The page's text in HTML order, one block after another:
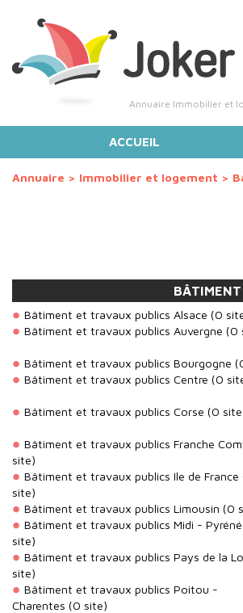
Annuaire Immobilier et
ACCUEIL
Annuaire > Immobilier et logement >
Bâtiment et travaux publics Alsace (0
Bâtiment et travaux publics Auvergne (0
Bâtiment et travaux publics Bourgogne
Bâtiment et travaux publics Centre (0
Bâtiment et travaux publics Corse (0
Bâtiment et travaux publics Franche
site)
Bâtiment et travaux publics Ile de France
site)
Bâtiment et travaux publics Limousin (0
Bâtiment et travaux publics Midi -
site)
Bâtiment et travaux publics Pays de la
site)
Bâtiment et travaux publics Poitou -
Charentes (0 site)